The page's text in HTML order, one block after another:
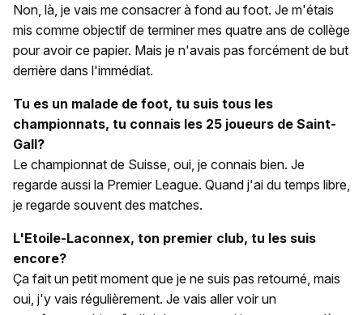
Non, là, je vais me consacrer à fond au foot. Je m'étais
mis comme objectif de terminer mes quatre ans de collège
pour avoir ce papier. Mais je n'avais pas forcément de but
derrière dans l'immédiat.
Tu es un malade de foot, tu suis tous les
championnats, tu connais les 25 joueurs de Saint-
Gall?
Le championnat de Suisse, oui, je connais bien. Je
regarde aussi la Premier League. Quand j'ai du temps libre,
je regarde souvent des matches.
L'Etoile-Laconnex, ton premier club, tu les suis
encore?
Ça fait un petit moment que je ne suis pas retourné, mais
oui, j'y vais régulièrement. Je vais aller voir un